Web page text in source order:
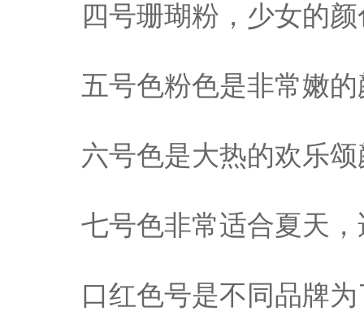
四号珊瑚粉，少女的
五号色粉色是非常嫩
六号色是大热的欢乐
七号色非常适合夏天
口红色号是不同品牌